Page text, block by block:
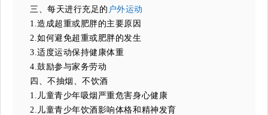
三、每天进行充足的 户外运动
1.造成超重或肥胖的主要原因
2.如何避免超重或肥胖的发生
3.适度运动保持健康体重
4.鼓励参与家务劳动
四、不抽烟、不饮酒
1.儿童青少年吸烟严重危害身心健康
2.儿童青少年饮酒影响体格和精神发育